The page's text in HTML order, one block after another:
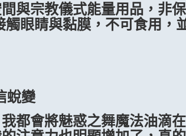
與宗教儀式能量用品，非
眼睛與黏膜，不可食用，
蛻變
我都會將魅惑之舞魔法油